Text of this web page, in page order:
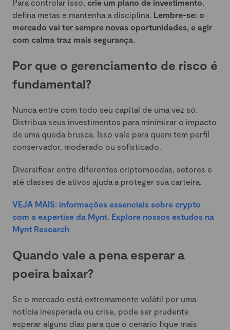
Para controlar isso, crie um plano de investimento,
defina metas e mantenha a disciplina. Lembre-se: o
mercado vai ter sempre novas oportunidades, e agir
com calma traz mais segurança.
Por que o gerenciamento de risco é
fundamental?
Nunca entre com todo seu capital de uma vez só.
Distribua seus investimentos para minimizar o impacto
de uma queda brusca. Isso vale para quem tem perfil
conservador, moderado ou sofisticado.
Diversificar entre diferentes criptomoedas, setores e
até classes de ativos ajuda a proteger sua carteira.
VEJA MAIS: informações essenciais sobre crypto
com a expertise da Mynt. Explore nossos estudos na
Mynt Research
Quando vale a pena esperar a
poeira baixar?
Se o mercado está extremamente volátil por uma
notícia inesperada ou crise, pode ser prudente
esperar alguns dias para que o cenário fique mais